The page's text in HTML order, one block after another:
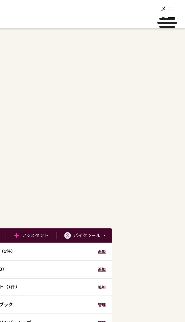
メニ
ュー